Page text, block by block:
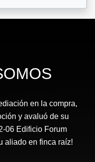
en la compra,
y avaluó de su
06 Edificio Forum
aliado en finca raíz!